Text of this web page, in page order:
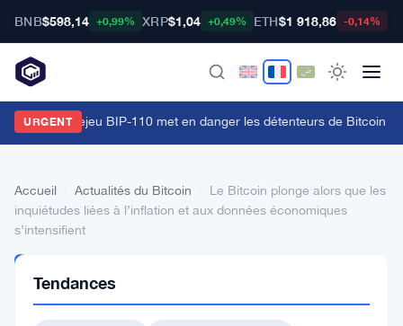
BNB$598,14 +0,99% XRP$1,04 +0,49% ETH$1 918,86 -0,14%
URGENTde rejeu BIP-110 met en danger les détenteurs de Bitcoin
Accueil Actualités du Bitcoin
Le Bitcoin plonge alors que les
inquiétudes liées à l’inflation et aux données économiques
s’intensifient
DU BITCOIN
Tendances